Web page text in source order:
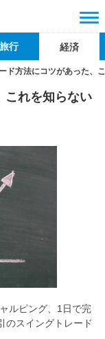
旅行 経済
ド方法にコツがあった、
これを知らない
ルピング、1日で完
のスイングトレード